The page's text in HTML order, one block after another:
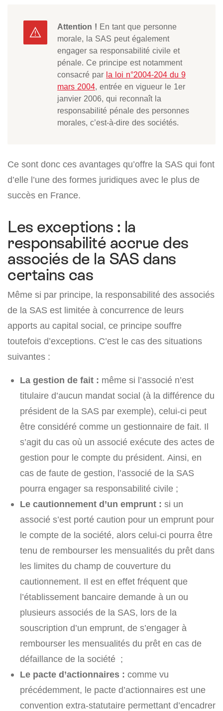
Attention ! En tant que personne
morale, la SAS peut également
engager sa responsabilité civile et
pénale. Ce principe est notamment
consacré par la loi n°2004-204 du 9
mars 2004, entrée en vigueur le 1er
janvier 2006, qui reconnaît la
responsabilité pénale des personnes
morales, c’est-à-dire des sociétés.
Ce sont donc ces avantages qu’offre la SAS qui font
d’elle l’une des formes juridiques avec le plus de
succès en France.
Les exceptions : la
responsabilité accrue des
associés de la SAS dans
certains cas
Même si par principe, la responsabilité des associés
de la SAS est limitée à concurrence de leurs
apports au capital social, ce principe souffre
toutefois d’exceptions. C’est le cas des situations
suivantes :
La gestion de fait : même si l’associé n’est
titulaire d’aucun mandat social (à la différence du
président de la SAS par exemple), celui-ci peut
être considéré comme un gestionnaire de fait. Il
s’agit du cas où un associé exécute des actes de
gestion pour le compte du président. Ainsi, en
cas de faute de gestion, l’associé de la SAS
pourra engager sa responsabilité civile ;
Le cautionnement d’un emprunt : si un
associé s’est porté caution pour un emprunt pour
le compte de la société, alors celui-ci pourra être
tenu de rembourser les mensualités du prêt dans
les limites du champ de couverture du
cautionnement. Il est en effet fréquent que
l’établissement bancaire demande à un ou
plusieurs associés de la SAS, lors de la
souscription d’un emprunt, de s’engager à
rembourser les mensualités du prêt en cas de
défaillance de la société ;
Le pacte d’actionnaires : comme vu
précédemment, le pacte d’actionnaires est une
convention extra-statutaire permettant d’encadrer